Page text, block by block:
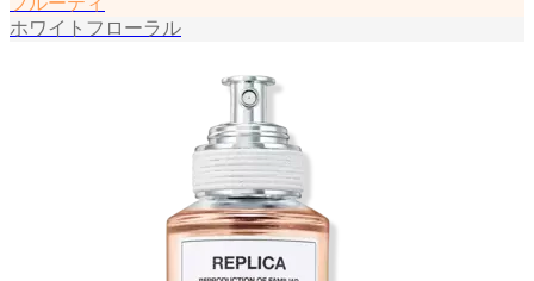
ホワイトフローラル